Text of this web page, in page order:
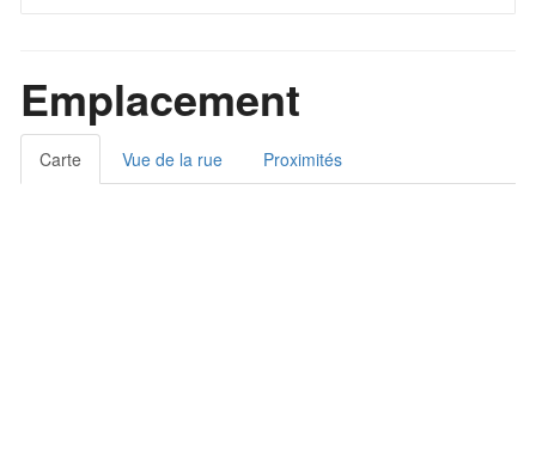
Emplacement
Carte Vue de la rue Proximités